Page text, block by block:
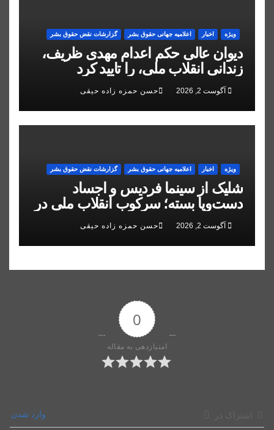
ویژه اخبار اعلاميه جهانی حقوق بشر گزارشات نقض حقوق بشر
دیوان عالی حکم اعدام مهدی ظریف،
زندانی انقلاب ملی، را تایید کرد
آگوست 2, 2026 حسن حمزه زاده حیقی
ویژه اخبار اعلاميه جهانی حقوق بشر گزارشات نقض حقوق بشر
شلیک از سینما فردیس و اجساد
دست‌وپا بسته؛ سرکوب انقلاب ملی در
البرزآگوست 2, 2026 حسن حمزه زاده حیقی
0
امتیازدهی به مقاله
وارد شدن